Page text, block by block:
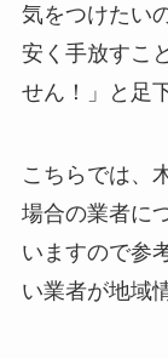
気をつけたい
安く手放すこ
せん！」と足
こちらでは、
場合の業者に
いますので参
い業者が地域